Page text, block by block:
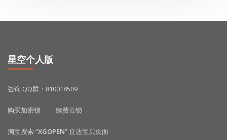
星空个人版
咨询 QQ群：810018509
购买加密锁 续费云锁
淘宝搜索 “XGOPEN” 直达宝贝页面